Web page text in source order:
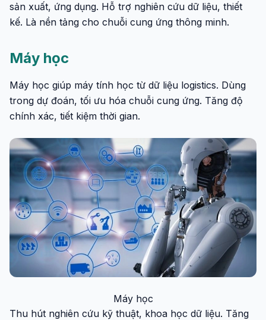
sản xuất, ứng dụng. Hỗ trợ nghiên cứu dữ liệu, thiết
kế. Là nền tảng cho chuỗi cung ứng thông minh.
Máy học
Máy học giúp máy tính học từ dữ liệu logistics. Dùng
trong dự đoán, tối ưu hóa chuỗi cung ứng. Tăng độ
chính xác, tiết kiệm thời gian.
Máy học
Thu hút nghiên cứu kỹ thuật, khoa học dữ liệu. Tăng